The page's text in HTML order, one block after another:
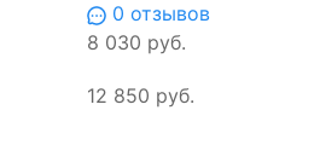
0 отзывов
8 030 руб.
12 850 руб.